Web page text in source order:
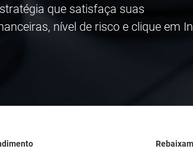
que satisfaça suas
nível de risco e clique em